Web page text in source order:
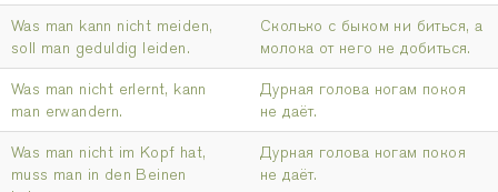
Was man kann nicht meiden,
soll man geduldig leiden.
Сколько с быком ни биться, а
молока от него не добиться.
Was man nicht erlernt, kann
man erwandern.
Дурная голова ногам покоя
не даёт.
Was man nicht im Kopf hat,
muss man in den Beinen
Дурная голова ногам покоя
не даёт.